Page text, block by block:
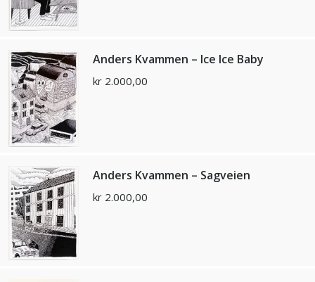
Anders Kvammen – Ice Ice Baby
kr 2.000,00
Anders Kvammen – Sagveien
kr 2.000,00